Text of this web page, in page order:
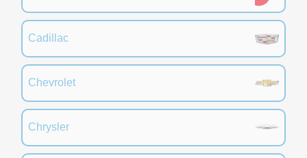
Cadillac
Chevrolet
Chrysler